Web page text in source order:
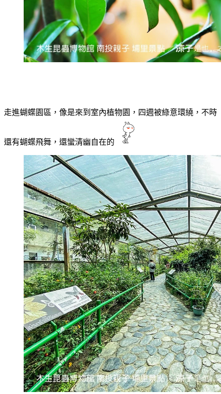
走進蝴蝶園區，像是來到室內植物園，四週被綠意環繞，不時
還有蝴蝶飛舞，還蠻清幽自在的